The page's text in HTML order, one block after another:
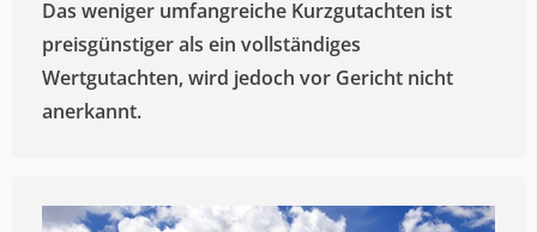
Das weniger umfangreiche Kurzgutachten ist
preisgünstiger als ein vollständiges
Wertgutachten, wird jedoch vor Gericht nicht
anerkannt.